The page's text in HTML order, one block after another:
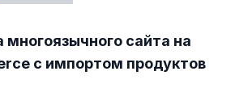
многоязычного сайта на
с импортом продуктов